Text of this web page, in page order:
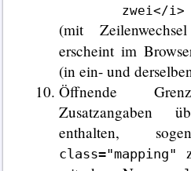
	zwei</i>
(mit
erscheint im
(in ein- und
Öffnende
Zusatzangaben
enthalten,
class="mapping"